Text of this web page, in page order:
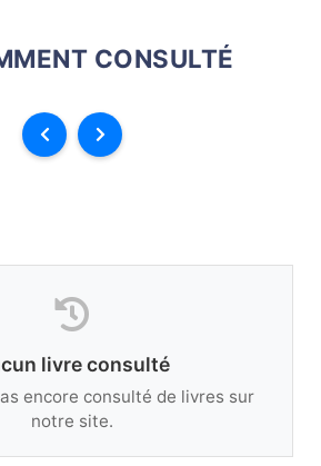
CONSULTÉ
livre consulté
encore consulté de livres sur
notre site.